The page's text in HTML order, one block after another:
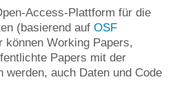
Access-Plattform für die
(basierend auf OSF
können Working Papers,
Papers mit der
werden, auch Daten und Code